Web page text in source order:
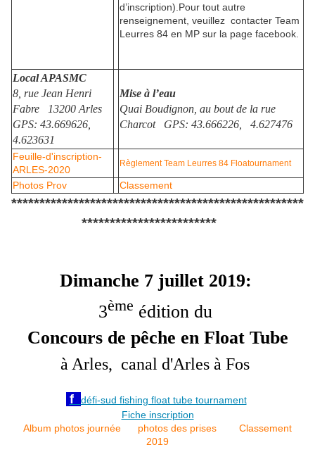
d’inscription).Pour tout autre
renseignement, veuillez contacter Team
Leurres 84 en MP sur la page facebook.
Local APASMC
8, rue Jean Henri
Fabre 13200 Arles
GPS: 43.669626,
4.623631
Mise à l’eau
Quai Boudignon, au bout de la rue
Charcot
GPS: 43.666226, 4.627476
Feuille-d'inscription-
ARLES-2020
Règlement Team Leurres 84 Floatournament
Photos Prov Classement
****************************************************
************************
Dimanche 7 juillet 2019:
3ème édition du
Concours de pêche en Float Tube
à Arles, canal d'Arles à Fos
f
défi-sud fishing float tube tournament
Fiche inscription
Album photos journée
photos des prises
Classement
2019